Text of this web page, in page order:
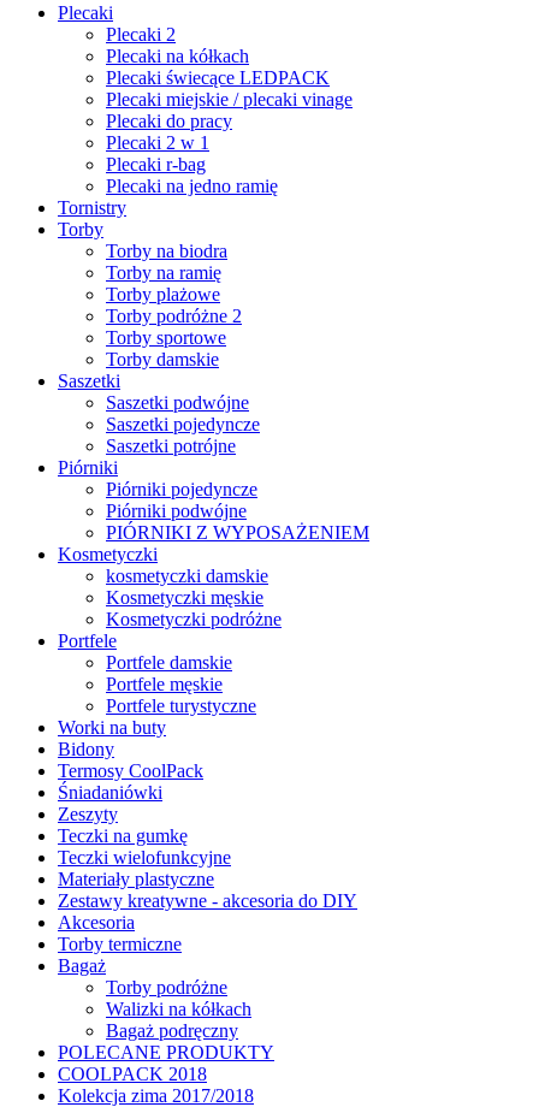
Plecaki
Plecaki 2
Plecaki na kółkach
Plecaki świecące LEDPACK
Plecaki miejskie / plecaki vinage
Plecaki do pracy
Plecaki 2 w 1
Plecaki r-bag
Plecaki na jedno ramię
Tornistry
Torby
Torby na biodra
Torby na ramię
Torby plażowe
Torby podróżne 2
Torby sportowe
Torby damskie
Saszetki
Saszetki podwójne
Saszetki pojedyncze
Saszetki potrójne
Piórniki
Piórniki pojedyncze
Piórniki podwójne
PIÓRNIKI Z WYPOSAŻENIEM
Kosmetyczki
kosmetyczki damskie
Kosmetyczki męskie
Kosmetyczki podróżne
Portfele
Portfele damskie
Portfele męskie
Portfele turystyczne
Worki na buty
Bidony
Termosy CoolPack
Śniadaniówki
Zeszyty
Teczki na gumkę
Teczki wielofunkcyjne
Materiały plastyczne
Zestawy kreatywne - akcesoria do DIY
Akcesoria
Torby termiczne
Bagaż
Torby podróżne
Walizki na kółkach
Bagaż podręczny
POLECANE PRODUKTY
COOLPACK 2018
Kolekcja zima 2017/2018